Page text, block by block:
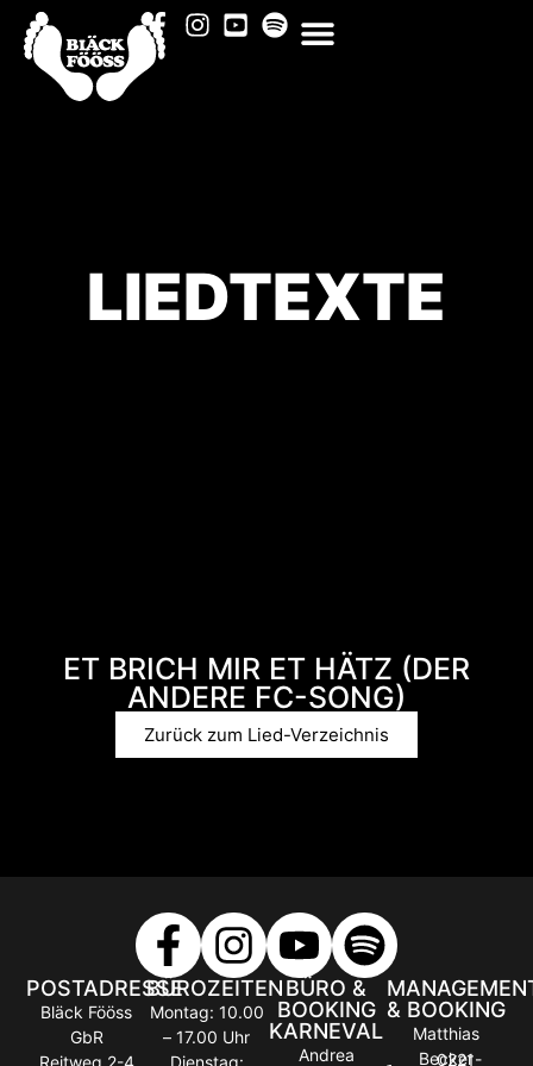
LIEDTEXTE
ET BRICH MIR ET HÄTZ (DER
ANDERE FC-SONG)
Zurück zum Lied-Verzeichnis
POSTADRESSE
Bläck Fööss
GbR
Reitweg 2-4
BÜROZEITEN
Montag: 10.00
– 17.00 Uhr
Dienstag:
BÜRO &
BOOKING
KARNEVAL
Andrea
& BOOKING
Matthias
Becker
0221-